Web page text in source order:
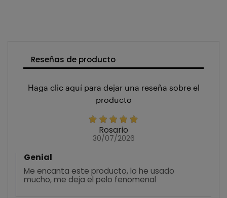
Reseñas de producto
Haga clic aquí para dejar una reseña sobre el
producto
Rosario
30/07/2026
Genial
Me encanta este producto, lo he usado
mucho, me deja el pelo fenomenal